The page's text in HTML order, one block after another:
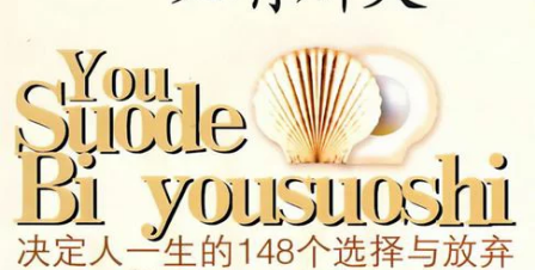
女裝 化妝保養
日本購物 電子/紙本書